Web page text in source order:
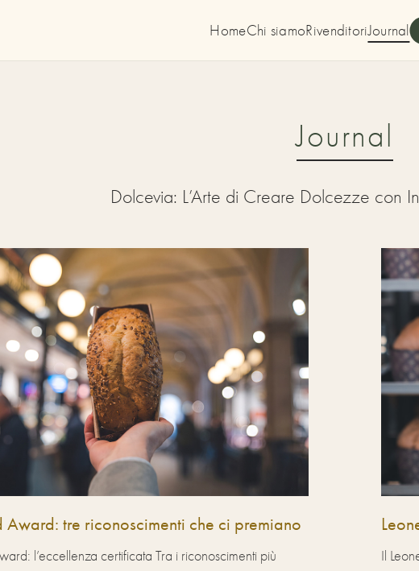
HomeChi siamoRivenditoriJournal
Journal
Dolcevia: L’Arte di Creare Dolcezze con
Award: tre riconoscimenti che ci premiano
l’eccellenza certificata Tra i riconoscimenti più
Il